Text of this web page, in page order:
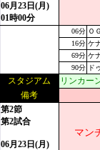
06月23日(月)
01時00分
06分 ＯＧ
16分 ケ
69分 ケ
90分 ド
スタジアム リンカー
備考
第2節
第2試合
06月23日(月)
マン